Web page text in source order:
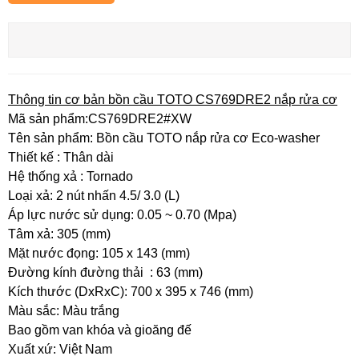
Thông tin cơ bản bồn cầu TOTO CS769DRE2 nắp rửa cơ
Mã sản phẩm:CS769DRE2#XW
Tên sản phẩm: Bồn cầu TOTO nắp rửa cơ Eco-washer
Thiết kế : Thân dài
Hệ thống xả : Tornado
Loại xả: 2 nút nhấn 4.5/ 3.0 (L)
Áp lực nước sử dụng: 0.05 ~ 0.70 (Mpa)
Tâm xả: 305 (mm)
Mặt nước đọng: 105 x 143 (mm)
Đường kính đường thải : 63 (mm)
Kích thước (DxRxC): 700 x 395 x 746 (mm)
Màu sắc: Màu trắng
Bao gồm van khóa và gioăng đế
Xuất xứ: Việt Nam